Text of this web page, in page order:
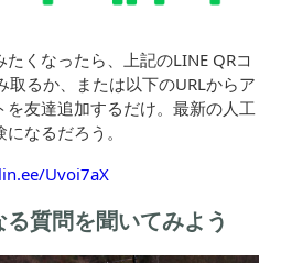
くなったら、上記のLINE QRコ
取るか、または以下のURLからア
を友達追加するだけ。最新の人工
なるだろう。
Uvoi7aX
質問を聞いてみよう